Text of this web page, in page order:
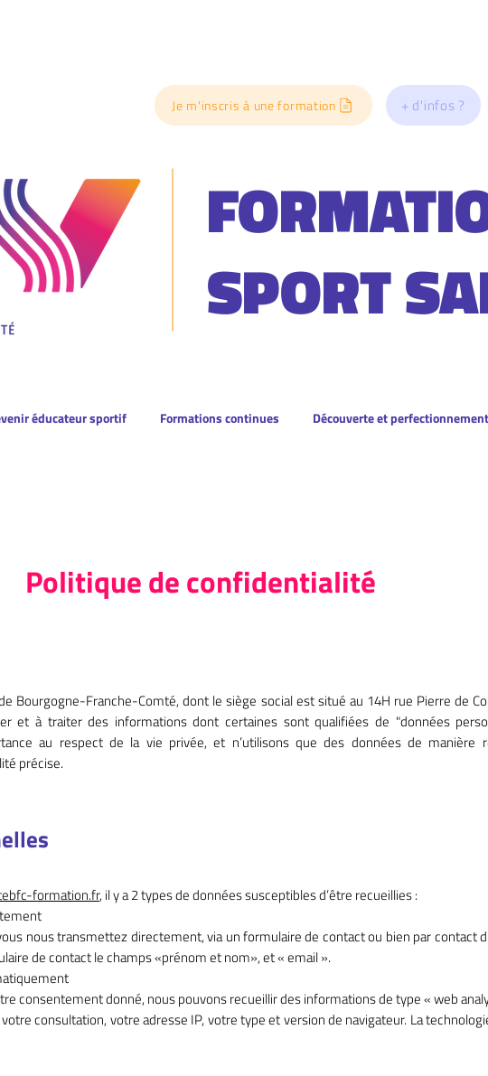
Je m'inscris à une formation + d'infos ?
SPORT
éducateur sportif Formations continues Découverte et perfectionnement
Politique de confidentialité
Bourgogne-Franche-Comté, dont le siège social est situé au 14H rue Pierre de
et à traiter des informations dont certaines sont qualifiées de "données
au respect de la vie privée, et n’utilisons que des données de manière
précise.
formation.fr, il y a 2 types de données susceptibles d’être recueillies :
nous transmettez directement, via un formulaire de contact ou bien par contact
de contact le champs «prénom et nom», et « email ».
consentement donné, nous pouvons recueillir des informations de type « web
consultation, votre adresse IP, votre type et version de navigateur. La